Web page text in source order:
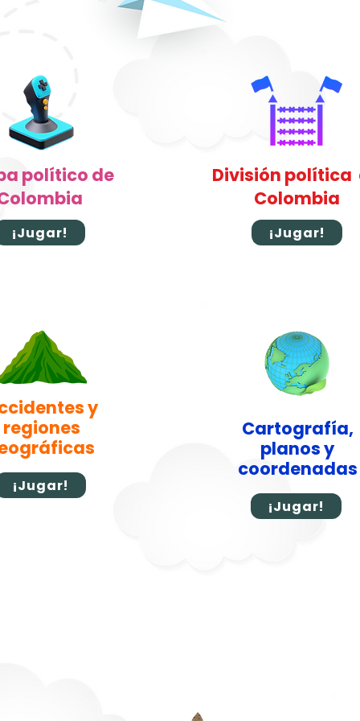
político de
¡Jugar!
y
regiones
¡Jugar!
División política
Colombia
¡Jugar!
Cartografía,
planos y
coordenadas
¡Jugar!